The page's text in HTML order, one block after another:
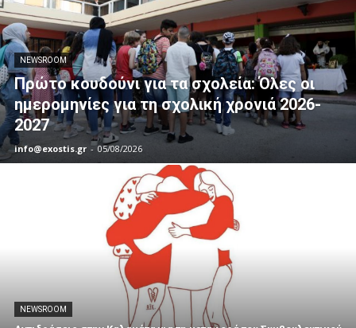
NEWSROOM
Πρώτο κουδούνι για τα σχολεία: Όλες οι
ημερομηνίες για τη σχολική χρονιά 2026-
2027
info@exostis.gr - 05/08/2026
NEWSROOM